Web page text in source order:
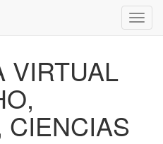
VIRTUAL
CIENCIAS